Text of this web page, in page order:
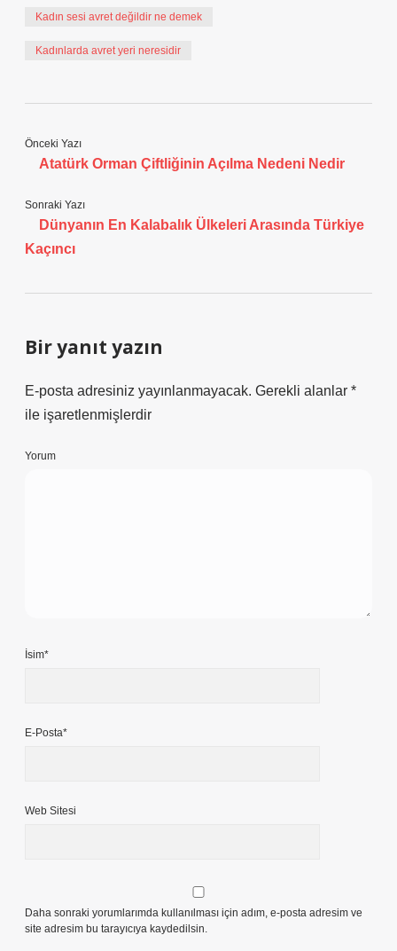
Kadın sesi avret değildir ne demek
Kadınlarda avret yeri neresidir
Önceki Yazı
Atatürk Orman Çiftliğinin Açılma Nedeni Nedir
Sonraki Yazı
Dünyanın En Kalabalık Ülkeleri Arasında Türkiye
Kaçıncı
Bir yanıt yazın
E-posta adresiniz yayınlanmayacak. Gerekli alanlar *
ile işaretlenmişlerdir
Yorum
İsim*
E-Posta*
Web Sitesi
Daha sonraki yorumlarımda kullanılması için adım, e-posta adresim ve
site adresim bu tarayıcıya kaydedilsin.